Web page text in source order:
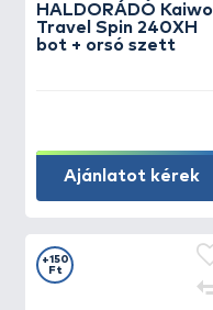
HALDORÁDÓ Kaiwo
Travel Spin 240XH
bot + orsó szett
Ajánlatot kérek
+150
Ft